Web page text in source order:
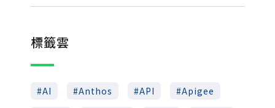
標籤雲
AI Anthos API
Apigee